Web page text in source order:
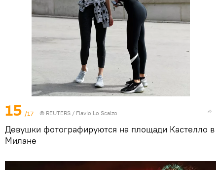
15 /17 © REUTERS / Flavio Lo Scalzo
Девушки фотографируются на площади Кастелло в
Милане